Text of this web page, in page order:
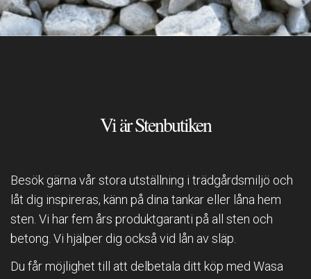
Vi är Stenbutiken
Besök gärna vår stora utställning i trädgårdsmiljö och
låt dig inspireras, känn på dina tankar eller låna hem
sten. Vi har fem års produktgaranti på all sten och
betong. Vi hjälper dig också vid lån av släp.
Du får möjlighet till att delbetala ditt köp med Wasa